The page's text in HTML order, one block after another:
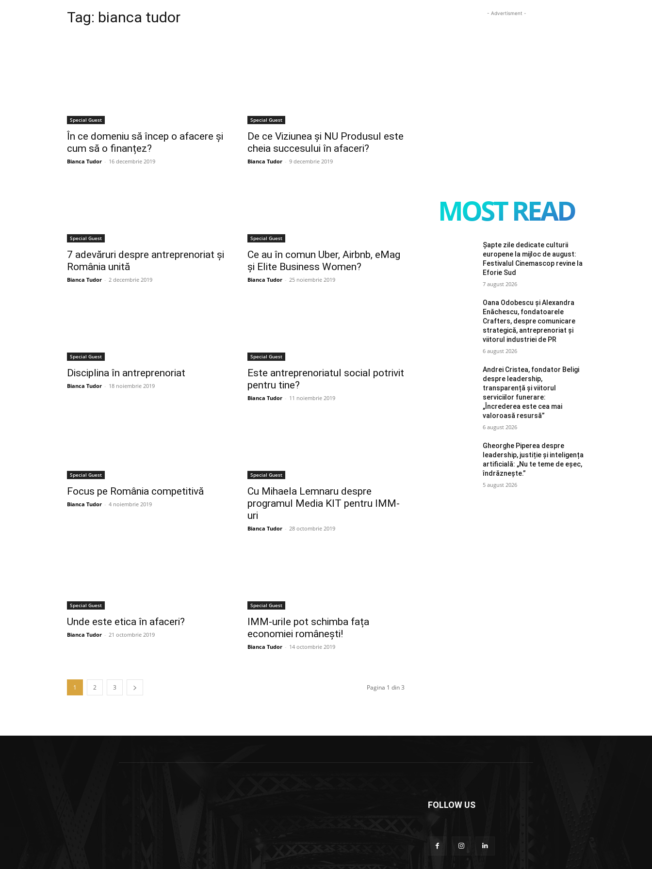
Tag: bianca tudor
Special Guest
În ce domeniu să încep o afacere și
cum să o finanțez?
Bianca Tudor - 16 decembrie 2019
Special Guest
De ce Viziunea și NU Produsul este
cheia succesului în afaceri?
Bianca Tudor - 9 decembrie 2019
Special Guest
7 adevăruri despre antreprenoriat și
România unită
Bianca Tudor - 2 decembrie 2019
Special Guest
Ce au în comun Uber, Airbnb, eMag
și Elite Business Women?
Bianca Tudor - 25 noiembrie 2019
Special Guest
Disciplina în antreprenoriat
Bianca Tudor - 18 noiembrie 2019
Special Guest
Este antreprenoriatul social potrivit
pentru tine?
Bianca Tudor - 11 noiembrie 2019
Special Guest
Focus pe România competitivă
Bianca Tudor - 4 noiembrie 2019
Special Guest
Cu Mihaela Lemnaru despre
programul Media KIT pentru IMM-
uri
Bianca Tudor - 28 octombrie 2019
Special Guest
Unde este etica în afaceri?
Bianca Tudor - 21 octombrie 2019
Special Guest
IMM-urile pot schimba fața
economiei românești!
Bianca Tudor - 14 octombrie 2019
1 2 3 Pagina 1 din 3
- Advertisment -
MOST READ
Șapte zile dedicate culturii
europene la mijloc de august:
Festivalul Cinemascop revine la
Eforie Sud
7 august 2026
Oana Odobescu și Alexandra
Enăchescu, fondatoarele
Crafters, despre comunicare
strategică, antreprenoriat și
viitorul industriei de PR
6 august 2026
Andrei Cristea, fondator Beligi
despre leadership,
transparență și viitorul
serviciilor funerare:
„Încrederea este cea mai
valoroasă resursă”
6 august 2026
Gheorghe Piperea despre
leadership, justiție și inteligența
artificială: „Nu te teme de eșec,
îndrăznește.”
5 august 2026
FOLLOW US